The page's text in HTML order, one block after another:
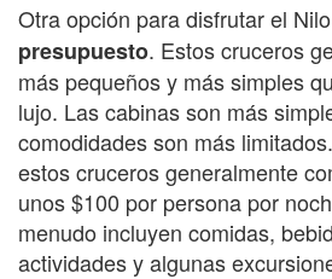
Otra opción para disfrutar el
presupuesto. Estos cruceros
más pequeños y más simples
lujo. Las cabinas son más
comodidades son más
estos cruceros generalmente
unos $100 por persona por
menudo incluyen comidas,
actividades y algunas